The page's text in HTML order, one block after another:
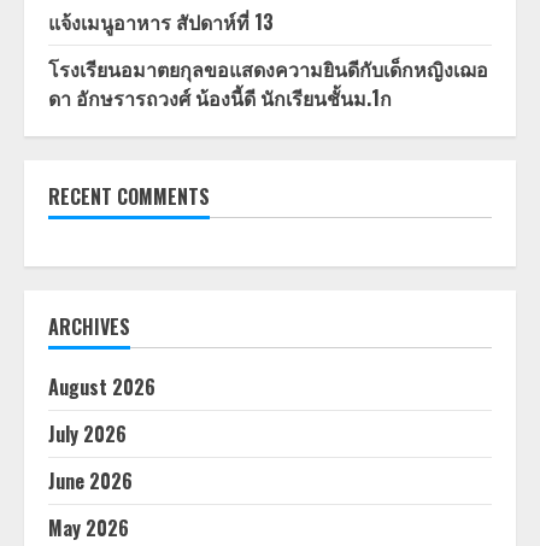
แจ้งเมนูอาหาร สัปดาห์ที่ 13
โรงเรียนอมาตยกุลขอแสดงความยินดีกับเด็กหญิงเฌอ
ดา อักษรารถวงศ์ น้องนี้ดี นักเรียนชั้นม.1ก
RECENT COMMENTS
ARCHIVES
August 2026
July 2026
June 2026
May 2026